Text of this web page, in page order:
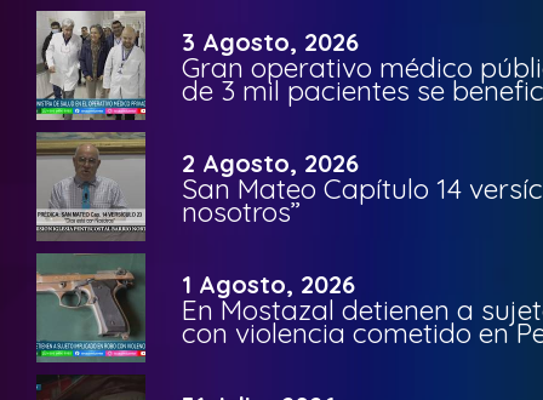
3 Agosto, 2026
Gran operativo médico
de 3 mil pacientes se
2 Agosto, 2026
San Mateo Capítulo 14
nosotros”
1 Agosto, 2026
En Mostazal detienen a
con violencia cometido en